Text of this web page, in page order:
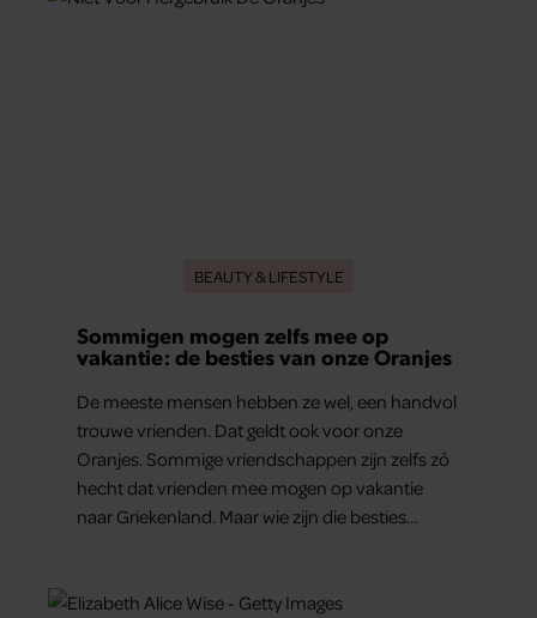
BEAUTY & LIFESTYLE
Sommigen mogen zelfs mee op
vakantie: de besties van onze Oranjes
De meeste mensen hebben ze wel, een handvol
trouwe vrienden. Dat geldt ook voor onze
Oranjes. Sommige vriendschappen zijn zelfs zó
hecht dat vrienden mee mogen op vakantie
naar Griekenland. Maar wie zijn die besties